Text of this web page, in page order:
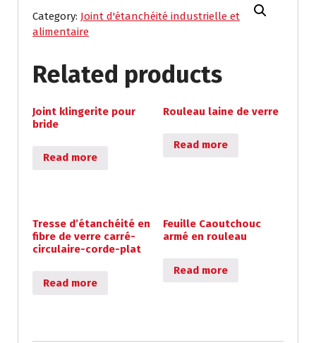
Category: Joint d'étanchéité industrielle et
alimentaire
Related products
Joint klingerite pour
bride
Read more
Rouleau laine de verre
Read more
Tresse d’étanchéité en
fibre de verre carré-
circulaire-corde-plat
Read more
Feuille Caoutchouc
armé en rouleau
Read more